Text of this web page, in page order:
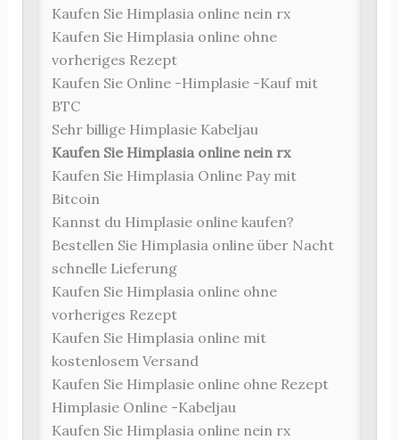
Kaufen Sie Himplasia online nein rx
Kaufen Sie Himplasia online ohne
vorheriges Rezept
Kaufen Sie Online -Himplasie -Kauf mit
BTC
Sehr billige Himplasie Kabeljau
Kaufen Sie Himplasia online nein rx
Kaufen Sie Himplasia Online Pay mit
Bitcoin
Kannst du Himplasie online kaufen?
Bestellen Sie Himplasia online über Nacht
schnelle Lieferung
Kaufen Sie Himplasia online ohne
vorheriges Rezept
Kaufen Sie Himplasia online mit
kostenlosem Versand
Kaufen Sie Himplasie online ohne Rezept
Himplasie Online -Kabeljau
Kaufen Sie Himplasia online nein rx